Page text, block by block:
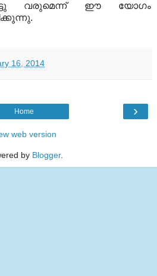
വരുമെന്ന് ഈ യോഗം
.
16, 2014
›
Home
web version
by Blogger.